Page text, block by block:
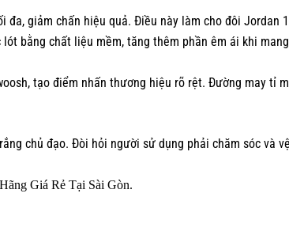
giảm chấn hiệu quả. Điều này làm cho đôi
bằng chất liệu mềm, tăng thêm phần êm ái khi
tạo điểm nhấn thương hiệu rõ rệt. Đường may tỉ
chủ đạo. Đòi hỏi người sử dụng phải chăm sóc và
Giá Rẻ Tại Sài Gòn.